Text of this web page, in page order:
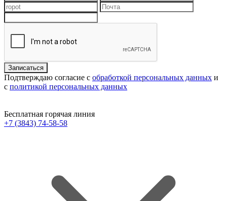
Подтверждаю согласие с обработкой персональных данных и
с политикой персональных данных
Бесплатная горячая линия
+7 (3843) 74-58-58